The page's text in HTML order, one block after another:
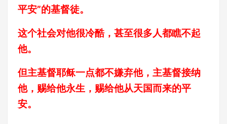
平安”的基督徒。
这个社会对他很冷酷，甚至很多人都瞧不起
他。
但主基督耶稣一点都不嫌弃他，主基督接纳
他，赐给他永生，赐给他从天国而来的平
安。